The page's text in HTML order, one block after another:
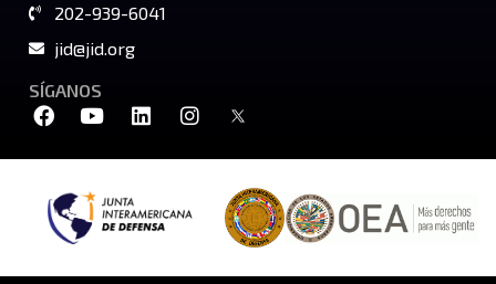
202-939-6041
jid@jid.org
SÍGANOS